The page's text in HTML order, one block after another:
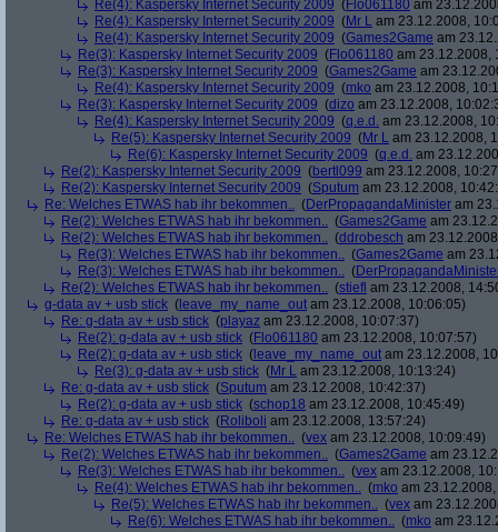
Re(4): Kaspersky Internet Security 2009 (Flo061180 am
Re(4): Kaspersky Internet Security 2009 (Mr L am 23.12.2008,
Re(4): Kaspersky Internet Security 2009 (Games2Game am
Re(3): Kaspersky Internet Security 2009 (Flo061180 am 23.12.2008,
Re(3): Kaspersky Internet Security 2009 (Games2Game am
Re(4): Kaspersky Internet Security 2009 (mko am 23.12.2008,
Re(3): Kaspersky Internet Security 2009 (dizo am 23.12.2008,
Re(4): Kaspersky Internet Security 2009 (q.e.d. am 23.12.2008,
Re(5): Kaspersky Internet Security 2009 (Mr L am 23.12.2008,
Re(6): Kaspersky Internet Security 2009 (q.e.d. am
Re(2): Kaspersky Internet Security 2009 (bertl099 am 23.12.2008,
Re(2): Kaspersky Internet Security 2009 (Sputum am 23.12.2008,
Re: Welches ETWAS hab ihr bekommen.. (DerPropagandaMinister am
Re(2): Welches ETWAS hab ihr bekommen.. (Games2Game am
Re(2): Welches ETWAS hab ihr bekommen.. (ddrobesch am
Re(3): Welches ETWAS hab ihr bekommen.. (Games2Game am
Re(3): Welches ETWAS hab ihr bekommen.. (
Re(2): Welches ETWAS hab ihr bekommen.. (stiefl am 23.12.2008,
g-data av + usb stick ( leave_my_name_out am 23.12.2008, 10:06:05)
Re: g-data av + usb stick (playaz am 23.12.2008, 10:07:37)
Re(2): g-data av + usb stick (Flo061180 am 23.12.2008, 10:07:57)
Re(2): g-data av + usb stick ( leave_my_name_out am 23.12.2008,
Re(3): g-data av + usb stick (Mr L am 23.12.2008, 10:13:24)
Re: g-data av + usb stick (Sputum am 23.12.2008, 10:42:37)
Re(2): g-data av + usb stick (schop18 am 23.12.2008, 10:45:49)
Re: g-data av + usb stick (Roliboli am 23.12.2008, 13:57:24)
Re: Welches ETWAS hab ihr bekommen.. (vex am 23.12.2008, 10:09:49)
Re(2): Welches ETWAS hab ihr bekommen.. (Games2Game am
Re(3): Welches ETWAS hab ihr bekommen.. (vex am 23.12.2008,
Re(4): Welches ETWAS hab ihr bekommen.. (mko am
Re(5): Welches ETWAS hab ihr bekommen.. (vex am
Re(6): Welches ETWAS hab ihr bekommen.. (mko am